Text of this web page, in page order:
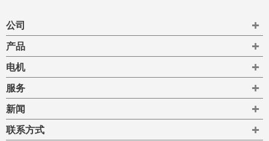
公司
产品
电机
服务
新闻
联系方式